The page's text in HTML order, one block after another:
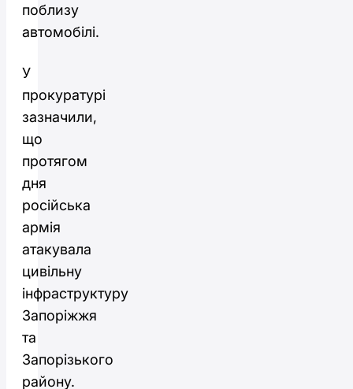
поблизу
автомобілі.
У
прокуратурі
зазначили,
що
протягом
дня
російська
армія
атакувала
цивільну
інфраструктуру
Запоріжжя
та
Запорізького
району.